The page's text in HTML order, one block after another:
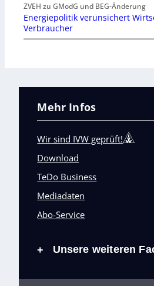
ZVEH zu GModG und BEG-Änderung
Energiepolitik verunsichert
Verbraucher
Mehr Infos
Wir sind IVW geprüft!
Download
TeDo Business
Mediadaten
Abo-Service
+ Unsere weiteren